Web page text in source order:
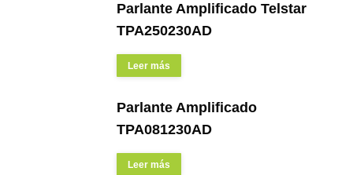
Parlante Amplificado Telstar
TPA250230AD
Leer más
Parlante Amplificado
TPA081230AD
Leer más